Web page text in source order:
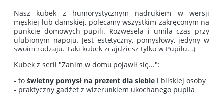
Nasz kubek z humorystycznym nadrukiem w wersji
męskiej lub damskiej, polecamy wszystkim zakręconym na
punkcie domowych pupili. Rozwesela i umila czas przy
ulubionym napoju. Jest estetyczny, pomysłowy, jedyny w
swoim rodzaju. Taki kubek znajdziesz tylko w Pupilu. :)
Kubek z serii "Zanim w domu pojawił się...":
- to świetny pomysł na prezent dla siebie i bliskiej osoby
- praktyczny gadżet z wizerunkiem ukochanego pupila